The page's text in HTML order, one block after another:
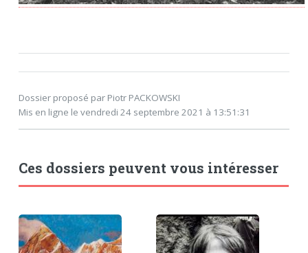
Dossier proposé par Piotr PACKOWSKI
Mis en ligne le vendredi 24 septembre 2021 à 13:51:31
Ces dossiers peuvent vous intéresser